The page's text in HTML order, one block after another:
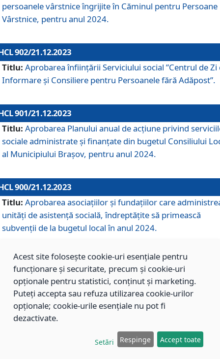
persoanele vârstnice îngrijite în Căminul pentru Persoane
Vârstnice, pentru anul 2024.
902/21.12.2023
Titlu: Aprobarea înființării Serviciului social ”Centrul de Zi
Informare și Consiliere pentru Persoanele fără Adăpost”.
901/21.12.2023
Titlu: Aprobarea Planului anual de acțiune privind
sociale administrate și finanțate din bugetul Consiliului
al Municipiului Brașov, pentru anul 2024.
900/21.12.2023
Titlu: Aprobarea asociațiilor şi fundațiilor care
unități de asistenţă socială, îndreptăţite să primească
subvenţii de la bugetul local în anul 2024.
899/21.12.2023
Aprobarea standardelor de cost pentru serviciile
sociale furnizate în cadrul Direcției de Asistență Socială
Brașov, pentru anul 2024.
Modificarea Anexei la H.C.L. nr. 91 din 09.02.2018,
Acest site folosește cookie-uri esențiale pentru
funcționare și securitate, precum și cookie-uri
opționale pentru statistici, conținut și marketing.
Puteți accepta sau refuza utilizarea cookie-urilor
opționale; cookie-urile esențiale nu pot fi
dezactivate.
Setări Respinge Accept toate